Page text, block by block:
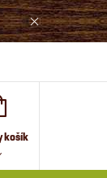
KOŠÍK
košík